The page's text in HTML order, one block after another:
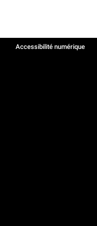
Accessibilité numérique